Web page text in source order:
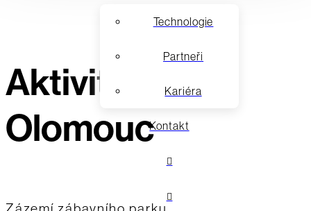
Technologie
Partneři
Kariéra
Kontakt
Aktivity park
Olomouc